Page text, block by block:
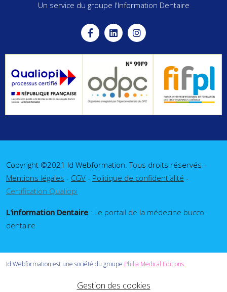
Un service du groupe l'Information Dentaire
Copyright ©2021 Id Webformation. Tous droits réservés -
Mentions légales - CGV - Politique de confidentialité -
Certification Qualiopi
L'information Dentaire : Le portail de la médecine bucco
dentaire
Id Webformation est une société du groupe Philia Medical Editions
Gestion des cookies